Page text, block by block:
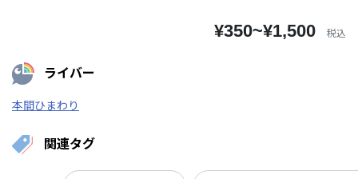
¥350~¥1,500 税込
ライバー
本間ひまわり
関連タグ